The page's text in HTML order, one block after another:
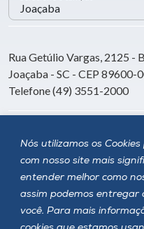
Nós utilizamos os
com nosso site mais
entender melhor como
assim podemos entregar
você. Para mais
Rua Getúlio Vargas, 2125 -
Joaçaba - SC - CEP 89600-
Telefone (49) 3551-2000
Siga a Unoesc